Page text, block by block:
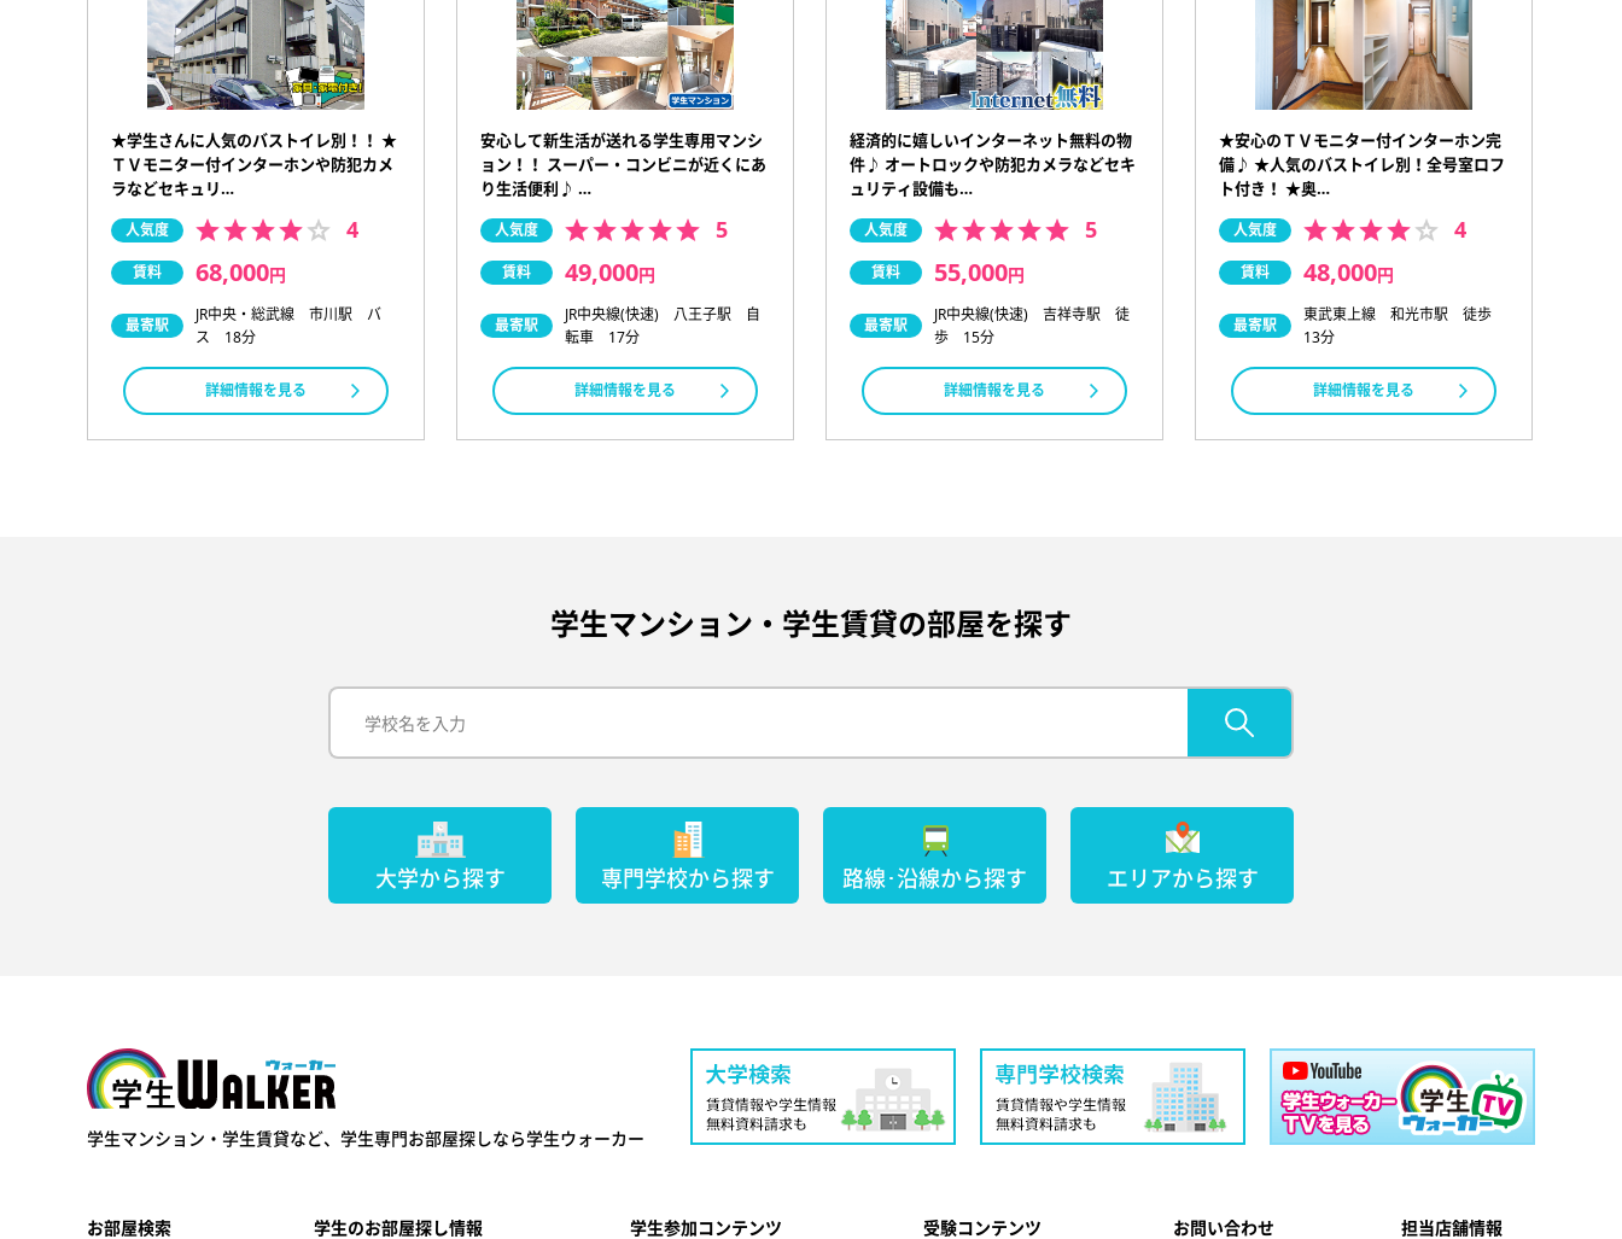
★学生さんに人気のバストイレ別！！ ★
ＴＶモニター付インターホンや防犯カメ
ラなどセキュリ…
人気度 4
賃料 68,000円
最寄駅
JR中央・総武線 市川駅 バ
ス 18分
詳細情報を見る
安心して新生活が送れる学生専用マンシ
ョン！！ スーパー・コンビニが近くにあ
り生活便利♪ …
人気度 5
賃料 49,000円
最寄駅
JR中央線(快速) 八王子駅 自
転車 17分
詳細情報を見る
経済的に嬉しいインターネット無料の物
件♪ オートロックや防犯カメラなどセキ
ュリティ設備も…
人気度 5
賃料 55,000円
最寄駅
JR中央線(快速) 吉祥寺駅 徒
歩 15分
詳細情報を見る
★安心のＴＶモニター付インターホン完
備♪ ★人気のバストイレ別！全号室ロフ
ト付き！ ★奥…
人気度 4
賃料 48,000円
最寄駅
東武東上線 和光市駅 徒歩
13分
詳細情報を見る
学生マンション・学生賃貸の部屋を探す
大学から探す 専門学校から探す 路線･沿線から探す エリアから探す
学生ウォーカー
学生マンション・学生賃貸など、 学生専門お部屋探しなら学生ウォーカー
お部屋検索 学生のお部屋探し情報 学生参加コンテンツ 受験コンテンツ お問い合わせ 担当店舗情報